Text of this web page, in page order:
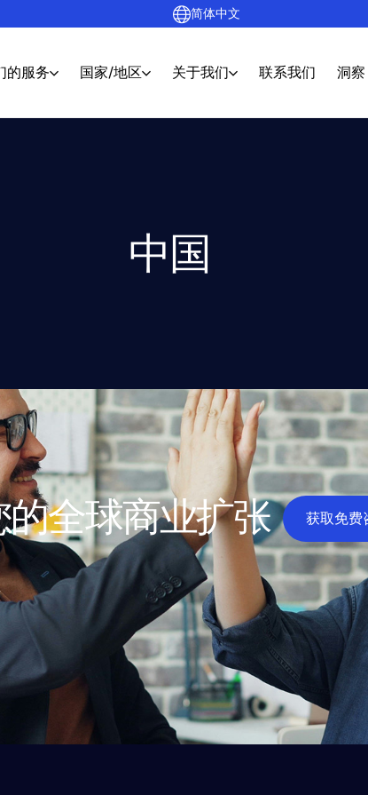
简体中文
的服务 国家/地区 关于我们 联系我们 洞察
中国
全球商业扩张
获取免费